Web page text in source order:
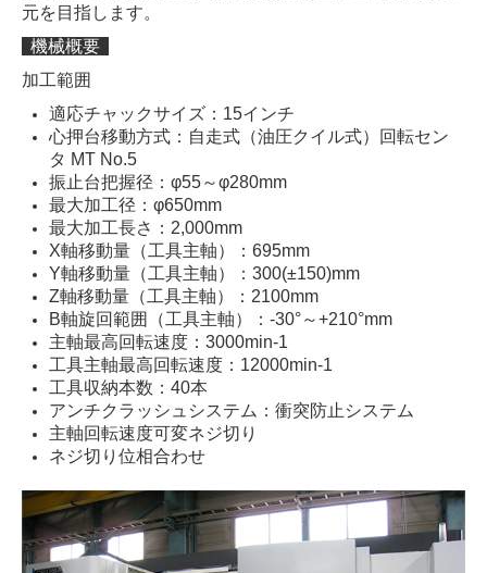
元を目指します。
機械概要
加工範囲
適応チャックサイズ：15インチ
心押台移動方式：自走式（油圧クイル式）回転セン
タ MT No.5
振止台把握径：φ55～φ280mm
最大加工径：φ650mm
最大加工長さ：2,000mm
X軸移動量（工具主軸）：695mm
Y軸移動量（工具主軸）：300(±150)mm
Z軸移動量（工具主軸）：2100mm
B軸旋回範囲（工具主軸）：-30°～+210°mm
主軸最高回転速度：3000min-1
工具主軸最高回転速度：12000min-1
工具収納本数：40本
アンチクラッシュシステム：衝突防止システム
主軸回転速度可変ネジ切り
ネジ切り位相合わせ